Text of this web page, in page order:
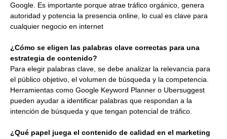
Google. Es importante porque atrae tráfico orgánico, genera
autoridad y potencia la presencia online, lo cual es clave para
cualquier negocio en internet
¿Cómo se eligen las palabras clave correctas para una
estrategia de contenido?
Para elegir palabras clave, se debe analizar la relevancia para
el público objetivo, el volumen de búsqueda y la competencia.
Herramientas como Google Keyword Planner o Ubersuggest
pueden ayudar a identificar palabras que respondan a la
intención de búsqueda y que tengan potencial de tráfico.
¿Qué papel juega el contenido de calidad en el marketing